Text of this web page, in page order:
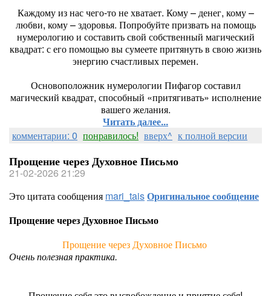
Каждому из нас чего-то не хватает. Кому – денег, кому –
любви, кому – здоровья. Попробуйте призвать на помощь
нумерологию и составить свой собственный магический
квадрат: с его помощью вы сумеете притянуть в свою жизнь
энергию счастливых перемен.
Основоположник нумерологии Пифагор составил
магический квадрат, способный «притягивать» исполнение
вашего желания.
Читать далее...
комментарии: 0 понравилось! вверх^ к полной версии
Прощение через Духовное Письмо
21-02-2026 21:29
Это цитата сообщения mari_taisОригинальное сообщение
Прощение через Духовное Письмо
Прощение через Духовное Письмо
Очень полезная практика.